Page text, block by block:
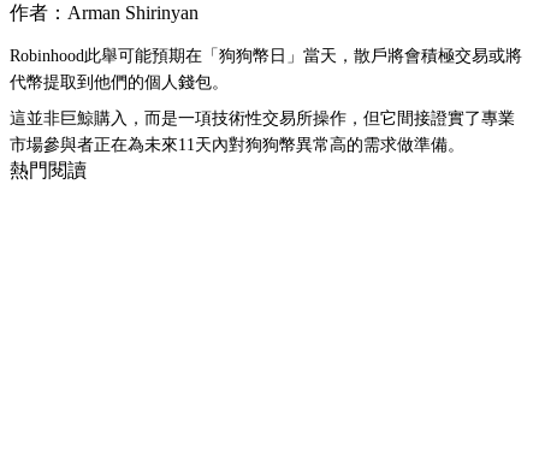
作者：Arman Shirinyan
Robinhood此舉可能預期在「狗狗幣日」當天，散戶將會積極交易或將
代幣提取到他們的個人錢包。
這並非巨鯨購入，而是一項技術性交易所操作，但它間接證實了專業
市場參與者正在為未來11天內對狗狗幣異常高的需求做準備。
熱門閱讀